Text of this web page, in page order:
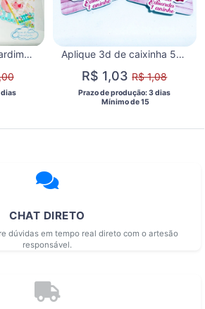
Livrinho de Colorir Jardim Encantado
dias
Aplique 3d de caixinha 5x5 Jardim encantado - borboleta rosa
R$ 1,03R$ 1,08
Prazo de produção: 3 dias
  Mínimo de 15
CHAT DIRETO
dúvidas em tempo real direto com o artesão
responsável.